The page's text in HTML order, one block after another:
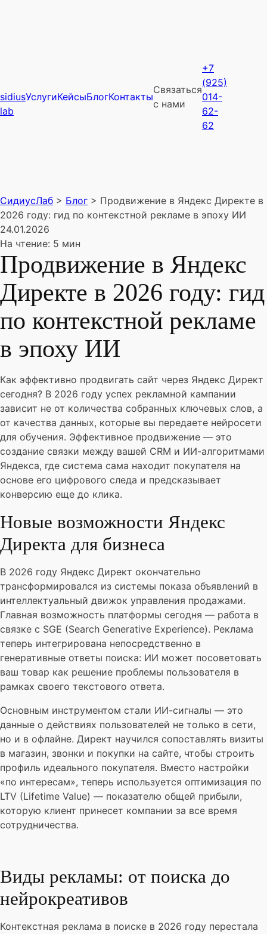
sidius
lab
УслугиКейсыБлогКонтакты
Связаться
с нами
+7
(925)
014-
62-
62
СидиусЛаб > Блог > Продвижение в Яндекс Директе в
2026 году: гид по контекстной рекламе в эпоху ИИ
24.01.2026
На чтение: 5 мин
Продвижение в Яндекс
Директе в 2026 году: гид
по контекстной рекламе
в эпоху ИИ
Как эффективно продвигать сайт через Яндекс Директ
сегодня? В 2026 году успех рекламной кампании
зависит не от количества собранных ключевых слов, а
от качества данных, которые вы передаете нейросети
для обучения. Эффективное продвижение — это
создание связки между вашей CRM и ИИ-алгоритмами
Яндекса, где система сама находит покупателя на
основе его цифрового следа и предсказывает
конверсию еще до клика.
Новые возможности Яндекс
Директа для бизнеса
В 2026 году Яндекс Директ окончательно
трансформировался из системы показа объявлений в
интеллектуальный движок управления продажами.
Главная возможность платформы сегодня — работа в
связке с SGE (Search Generative Experience). Реклама
теперь интегрирована непосредственно в
генеративные ответы поиска: ИИ может посоветовать
ваш товар как решение проблемы пользователя в
рамках своего текстового ответа.
Основным инструментом стали ИИ-сигналы — это
данные о действиях пользователей не только в сети,
но и в офлайне. Директ научился сопоставлять визиты
в магазин, звонки и покупки на сайте, чтобы строить
профиль идеального покупателя. Вместо настройки
«по интересам», теперь используется оптимизация по
LTV (Lifetime Value) — показателю общей прибыли,
которую клиент принесет компании за все время
сотрудничества.
Виды рекламы: от поиска до
нейрокреативов
Контекстная реклама в поиске в 2026 году перестала